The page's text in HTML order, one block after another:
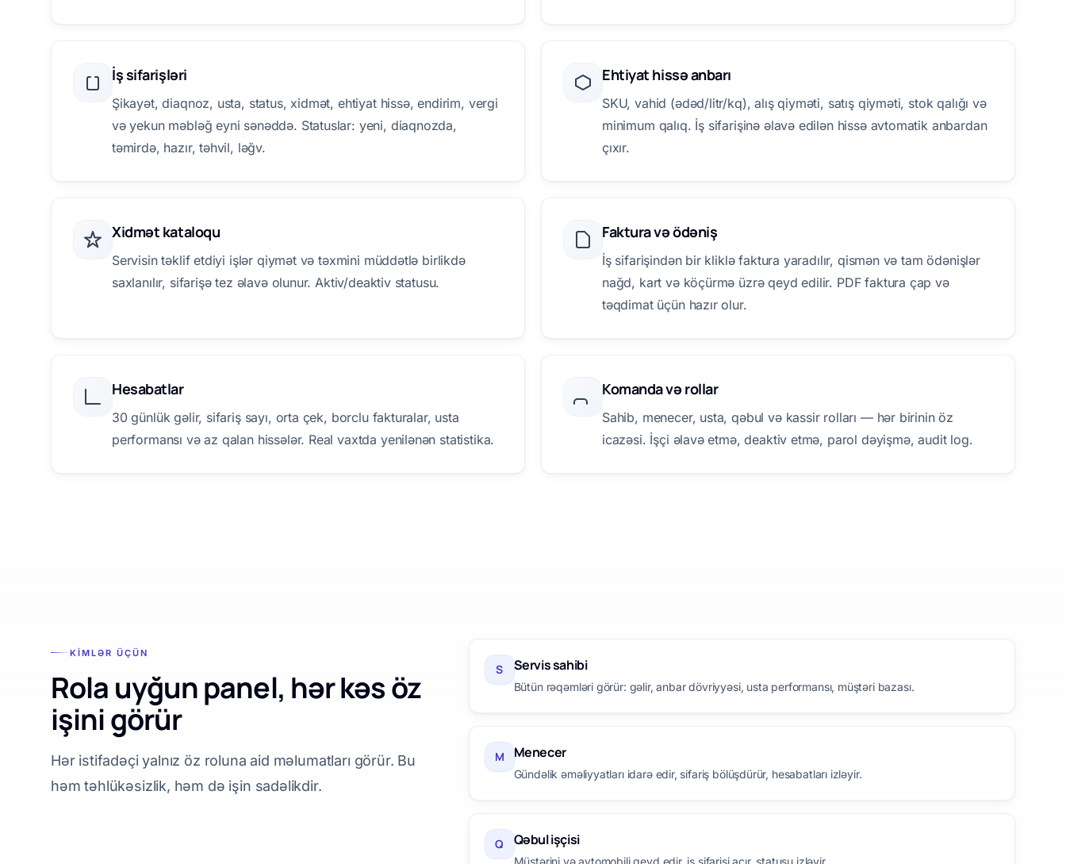
İş sifarişləri
Şikayət, diaqnoz, usta, status, xidmət, ehtiyat hissə, endirim, vergi
və yekun məbləğ eyni sənəddə. Statuslar: yeni, diaqnozda,
təmirdə, hazır, təhvil, ləğv.
Ehtiyat hissə anbarı
SKU, vahid (ədəd/litr/kq), alış qiyməti, satış qiyməti, stok qalığı və
minimum qalıq. İş sifarişinə əlavə edilən hissə avtomatik anbardan
çıxır.
Xidmət kataloqu
Servisin təklif etdiyi işlər qiymət və təxmini müddətlə birlikdə
saxlanılır, sifarişə tez əlavə olunur. Aktiv/deaktiv statusu.
Faktura və ödəniş
İş sifarişindən bir kliklə faktura yaradılır, qismən və tam ödənişlər
nağd, kart və köçürmə üzrə qeyd edilir. PDF faktura çap və
təqdimat üçün hazır olur.
Hesabatlar
30 günlük gəlir, sifariş sayı, orta çek, borclu fakturalar, usta
performansı və az qalan hissələr. Real vaxtda yenilənən statistika.
Komanda və rollar
Sahib, menecer, usta, qəbul və kassir rolları — hər birinin öz
icazəsi. İşçi əlavə etmə, deaktiv etmə, parol dəyişmə, audit log.
KIMLƏR ÜÇÜN
Rola uyğun panel, hər kəs öz
işini görür
Hər istifadəçi yalnız öz roluna aid məlumatları görür. Bu
həm təhlükəsizlik, həm də işin sadəlikdir.
S Servis sahibi
Bütün rəqəmləri görür: gəlir, anbar dövriyyəsi, usta performansı, müştəri bazası.
M Menecer
Gündəlik əməliyyatları idarə edir, sifariş bölüşdürür, hesabatları izləyir.
Q Qəbul işçisi
Müştərini və avtomobili qeyd edir, iş sifarişi açır, statusu izləyir.